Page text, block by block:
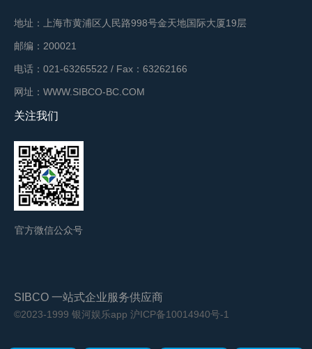
地址：上海市黄浦区人民路998号金天地国际大厦19层
邮编：200021
电话：021-63265522 / Fax：63262166
网址：WWW.SIBCO-BC.COM
关注我们
官方微信公众号
SIBCO 一站式企业服务供应商
©2023-1999 银河娱乐app 沪ICP备10014940号-1